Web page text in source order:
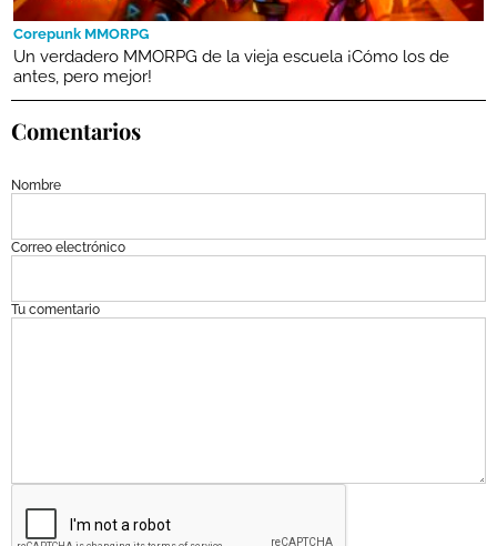
Corepunk MMORPG
Un verdadero MMORPG de la vieja escuela ¡Cómo los de
antes, pero mejor!
Comentarios
Nombre
Correo electrónico
Tu comentario